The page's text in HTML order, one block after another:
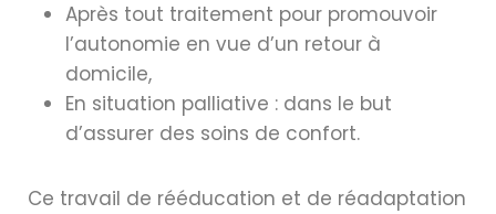
Après tout traitement pour promouvoir
l’autonomie en vue d’un retour à
domicile,
En situation palliative : dans le but
d’assurer des soins de confort.
Ce travail de rééducation et de réadaptation